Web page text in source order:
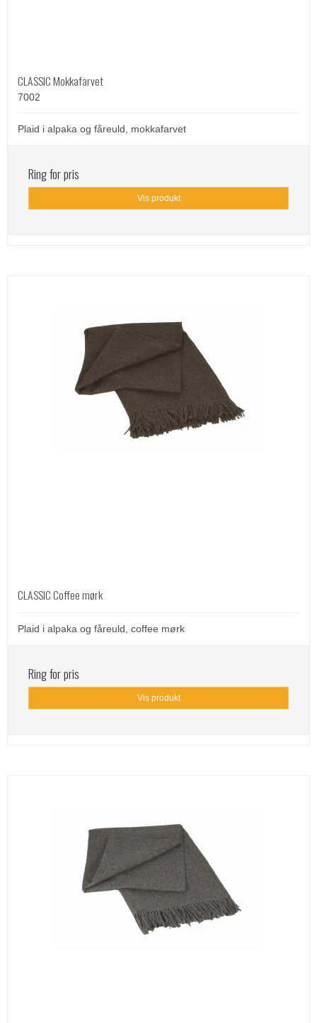
CLASSIC Mokkafarvet
7002
Plaid i alpaka og fåreuld, mokkafarvet
Ring for pris
Vis produkt
CLASSIC Coffee mørk
Plaid i alpaka og fåreuld, coffee mørk
Ring for pris
Vis produkt